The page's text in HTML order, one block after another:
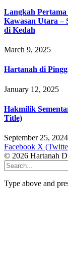
Langkah
Kawasan Utara –
di Kedah
March 9, 2025
Hartanah di
January 12, 2025
Hakmilik
Title)
September 25, 2024
Facebook X
© 2026 Hartanah
Type above and